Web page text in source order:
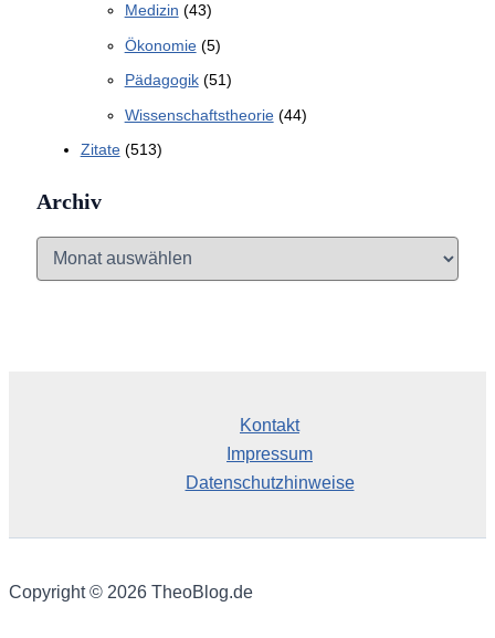
Medizin (43)
Ökonomie(5)
Pädagogik(51)
Wissenschaftstheorie(44)
Zitate(513)
Archiv
Kontakt
Impressum
Datenschutzhinweise
Copyright © 2026 TheoBlog.de